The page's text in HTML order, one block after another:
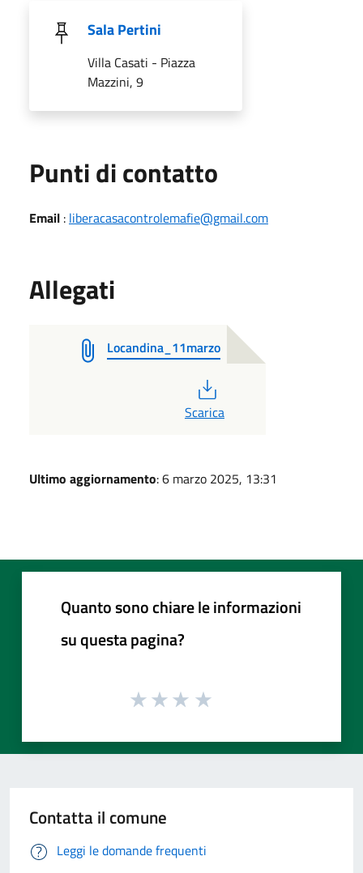
Sala Pertini
Villa Casati - Piazza
Mazzini, 9
Punti di contatto
Email : liberacasacontrolemafie@gmail.com
Allegati
Locandina_11marzo
Scarica
Ultimo aggiornamento: 6 marzo 2025, 13:31
Quanto sono chiare le informazioni
su questa pagina?
Contatta il comune
Leggi le domande frequenti